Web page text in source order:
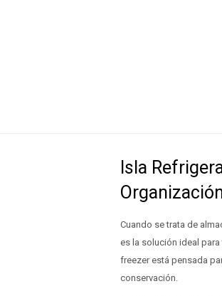
Isla
Cuando se trata de
es la solución ideal
freezer está pensada
conservación.